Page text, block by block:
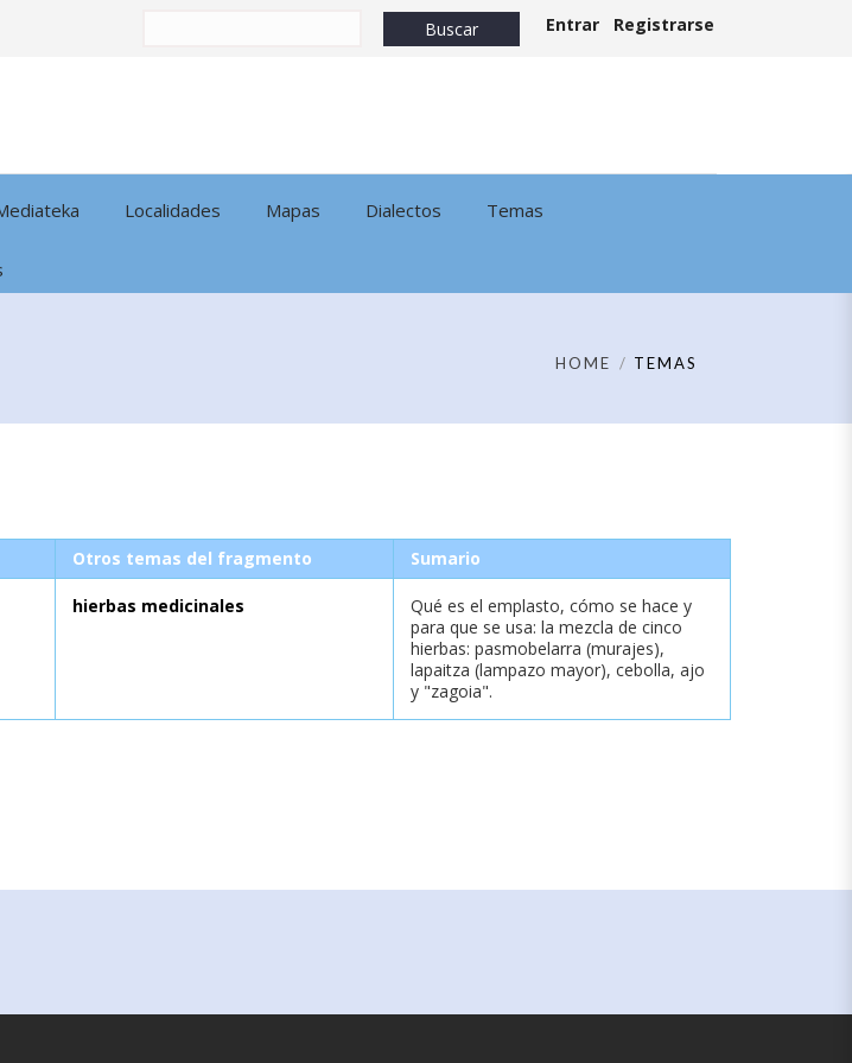
Entrar Registrarse
Localidades Mapas Dialectos Temas
HOME TEMAS
Otros temas del fragmento Sumario
hierbas medicinales
Qué es el emplasto, cómo se hace y
para que se usa: la mezcla de cinco
hierbas: pasmobelarra (murajes),
lapaitza (lampazo mayor), cebolla, ajo
y "zagoia".